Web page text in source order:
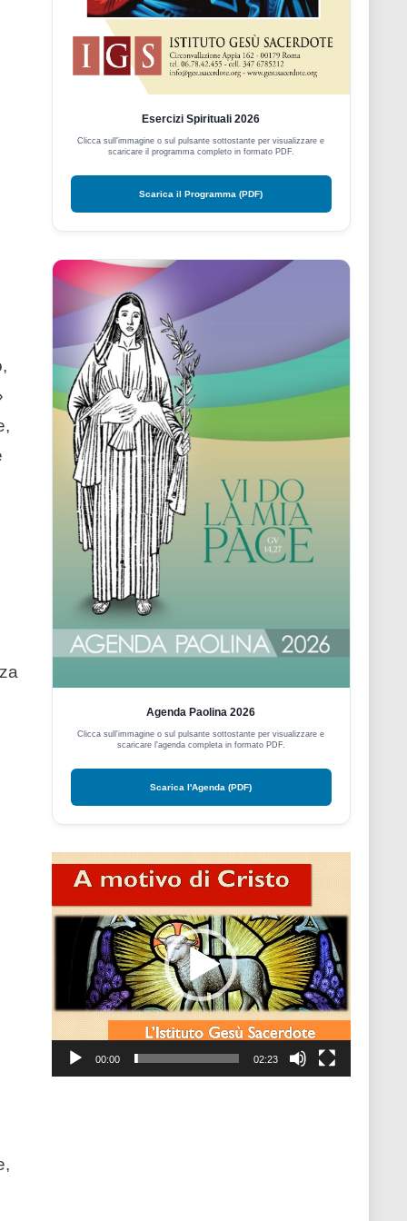
Esercizi Spirituali 2026
Clicca sull'immagine o sul pulsante sottostante per visualizzare e
scaricare il programma completo in formato PDF.
Scarica il Programma (PDF)
Agenda Paolina 2026
Clicca sull'immagine o sul pulsante sottostante per visualizzare e
scaricare l'agenda completa in formato PDF.
Scarica l'Agenda (PDF)
Video
Player
00:00 02:23